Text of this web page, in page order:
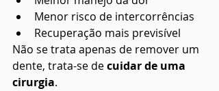
Menor risco de intercorrências
Recuperação mais previsível
Não se trata apenas de remover um
dente, trata-se de cuidar de uma
cirurgia.